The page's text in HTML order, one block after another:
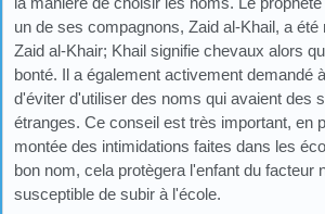
un de ses compagnons, Zaid al-Khail, a été
Zaid al-Khair; Khail signifie chevaux alors
bonté. Il a également activement demandé
d'éviter d'utiliser des noms qui avaient des
étranges. Ce conseil est très important, en
montée des intimidations faites dans les
bon nom, cela protègera l'enfant du facteur
susceptible de subir à l'école.